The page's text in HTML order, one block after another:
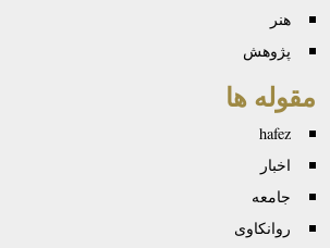
هنر
پژوهش
مقوله ها
hafez
اخبار
جامعه
روانكاوی